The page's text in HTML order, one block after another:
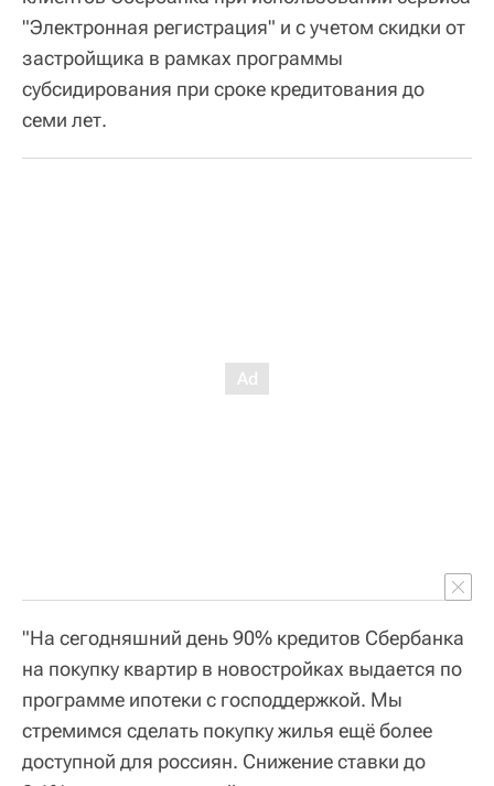
"Электронная регистрация" и с учетом скидки от
застройщика в рамках программы
субсидирования при сроке кредитования до
семи лет.
"На сегодняшний день 90% кредитов Сбербанка
на покупку квартир в новостройках выдается по
программе ипотеки с господдержкой. Мы
стремимся сделать покупку жилья ещё более
доступной для россиян. Снижение ставки до